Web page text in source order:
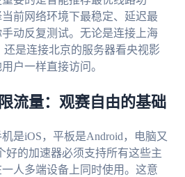
前网络环境下最稳定、延迟最
动反复测试。无论是连接上海
是连接北京的服务器看央视影
户一样直接访问。
流量：观赛自由的基础
是iOS，平板是Android，电脑又
好的加速器必须支持所有这些主
人多端设备上同时使用。这意